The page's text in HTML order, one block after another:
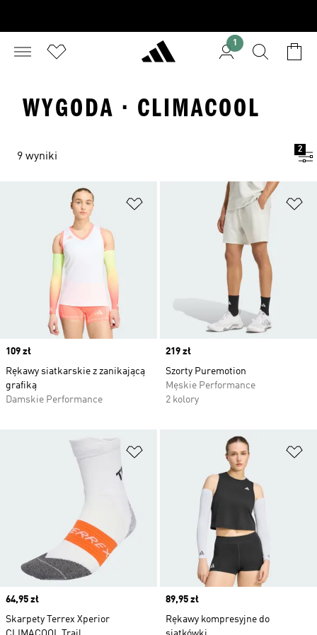
1
WYGODA · CLIMACOOL
9 wyniki
2
Dodaj do listy życzeń
Price
109 zł
Rękawy siatkarskie z zanikającą
grafiką
Damskie Performance
Price
219 zł
Szorty Puremotion
Męskie Performance
2 kolory
Dodaj do listy życzeń
Price
64,95 zł
Skarpety Terrex Xperior
Price
89,95 zł
Rękawy kompresyjne do